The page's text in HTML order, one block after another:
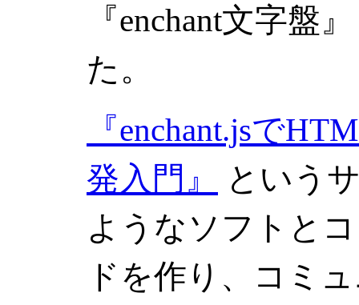
『enchant文字盤
た。
『enchant.jsで
発入門』
という
ようなソフトと
ドを作り、コミ